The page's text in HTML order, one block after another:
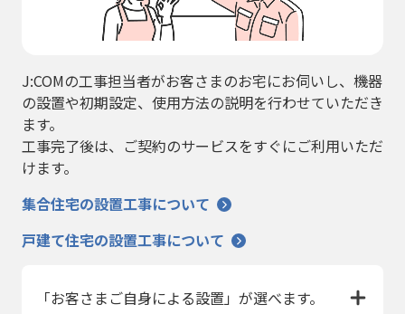
J:COMの工事担当者がお客さまのお宅にお伺いし、機器
の設置や初期設定、使用方法の説明を行わせていただき
ます。
工事完了後は、ご契約のサービスをすぐにご利用いただ
けます。
集合住宅の設置工事について
戸建て住宅の設置工事について
「お客さまご自身による設置」が選べます。